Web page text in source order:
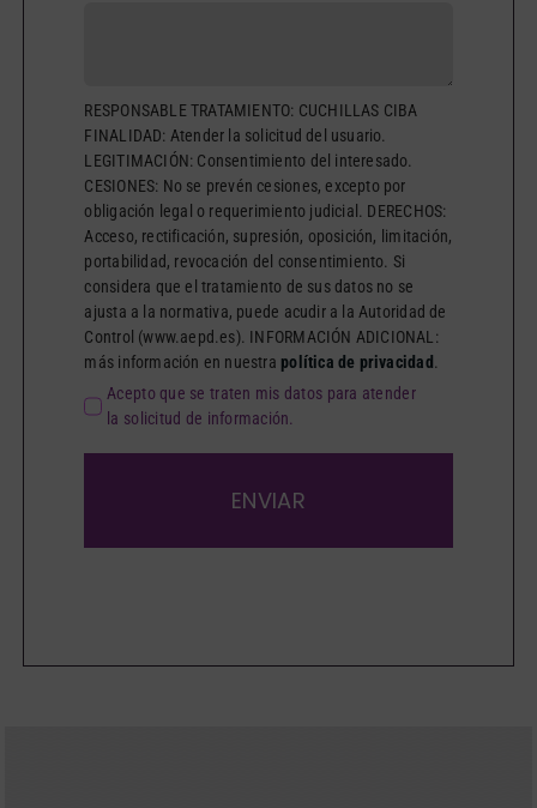
RESPONSABLE TRATAMIENTO: CUCHILLAS CIBA
FINALIDAD: Atender la solicitud del usuario.
LEGITIMACIÓN: Consentimiento del interesado.
CESIONES: No se prevén cesiones, excepto por
obligación legal o requerimiento judicial. DERECHOS:
Acceso, rectificación, supresión, oposición, limitación,
portabilidad, revocación del consentimiento. Si
considera que el tratamiento de sus datos no se
ajusta a la normativa, puede acudir a la Autoridad de
Control (www.aepd.es). INFORMACIÓN ADICIONAL:
más información en nuestra política de privacidad.
Acepto que se traten mis datos para atender
la solicitud de información.
ENVIAR